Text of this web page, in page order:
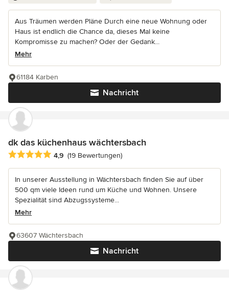
Aus Träumen werden Pläne Durch eine neue Wohnung oder
Haus ist endlich die Chance da, dieses Mal keine
Kompromisse zu machen? Oder der Gedank...
Mehr
Nachricht
61184 Karben
dk das küchenhaus wächtersbach
Durchschnittliche Bewertung: 4.9 von 5 Sternen
4,9 (19 Bewertungen)
In unserer Ausstellung in Wächtersbach finden Sie auf über
500 qm viele Ideen rund um Küche und Wohnen. Unsere
Spezialität sind Abzugssysteme...
Mehr
Nachricht
63607 Wächtersbach